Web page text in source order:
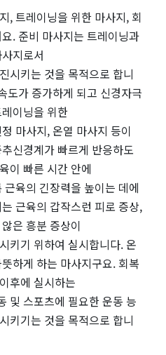
, 트레이닝을 위한 마사지, 회
. 준비 마사지는 트레이닝과
지로서
시키는 것을 목적으로 합니
도가 증가하게 되고 신경자극
이닝을 위한
마사지, 온열 마사지 등이
신경계가 빠르게 반응하도
이 빠른 시간 안에
육의 긴장력을 높이는 데에
근육의 갑작스런 피로 증상,
은 흥분 증상이
키기 위하여 실시합니다. 온
하게 하는 마사지구요. 회복
후에 실시하는
및 스포츠에 필요한 운동 능
키기는 것을 목적으로 합니